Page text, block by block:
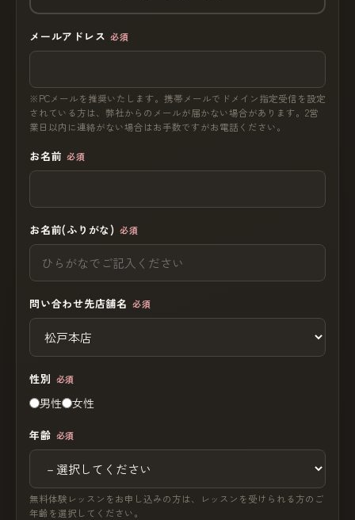
メールアドレス 必須
※PCメールを推奨いたします。携帯メールでドメイン指定受信を設定
されている方は、弊社からのメールが届かない場合があります。2営
業日以内に連絡がない場合はお手数ですがお電話ください。
お名前 必須
お名前(ふりがな) 必須
問い合わせ先店舗名 必須
性別 必須
男性 女性
年齢 必須
無料体験レッスンをお申し込みの方は、レッスンを受けられる方のご
年齢を選択してください。